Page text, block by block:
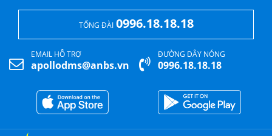
TỔNG ĐÀI 0996.18.18.18
EMAIL HỖ TRỢ
apollodms@anbs.vn
ĐƯỜNG DÂY NÓNG
0996.18.18.18